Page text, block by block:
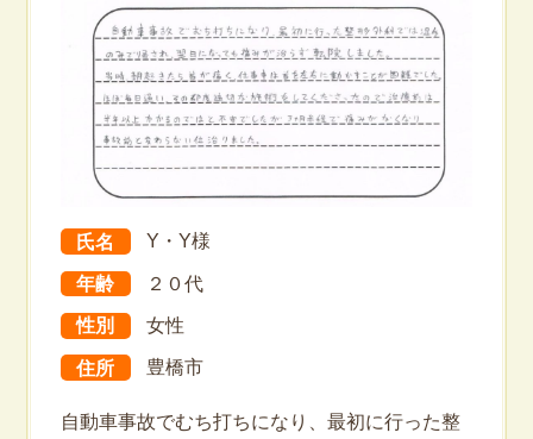
氏名 Y・Y様
年齢 ２０代
性別 女性
住所 豊橋市
自動車事故でむち打ちになり、最初に行った整